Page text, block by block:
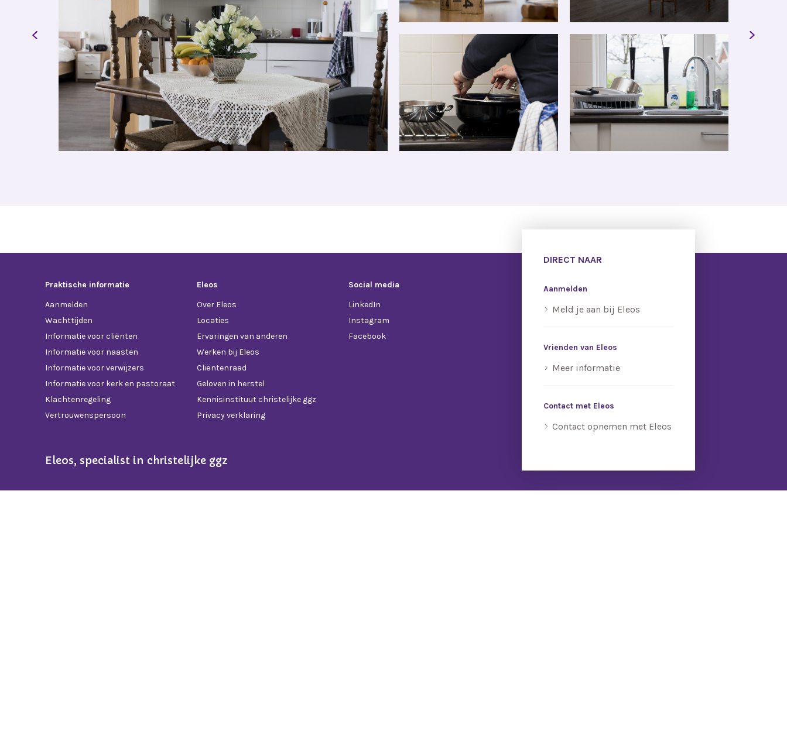
DIRECT NAAR
Aanmelden
Meld je aan bij Eleos
Vrienden van Eleos
Meer informatie
Contact met Eleos
Contact opnemen met Eleos
Praktische informatie
Aanmelden
Wachttijden
Informatie voor cliënten
Informatie voor naasten
Informatie voor verwijzers
Informatie voor kerk en pastoraat
Klachtenregeling
Vertrouwenspersoon
Eleos
Over Eleos
Locaties
Ervaringen van anderen
Werken bij Eleos
Cliëntenraad
Geloven in herstel
Kennisinstituut christelijke ggz
Privacy verklaring
Social media
LinkedIn
Instagram
Facebook
Eleos, specialist in christelijke ggz